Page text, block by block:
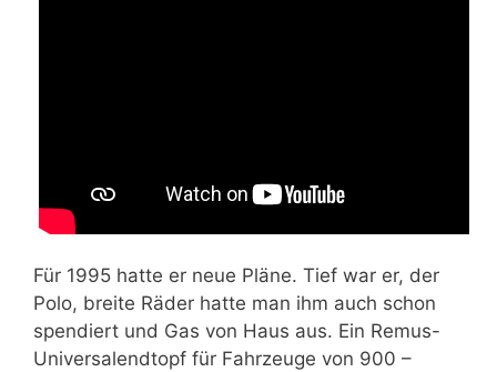
Für 1995 hatte er neue Pläne. Tief war er, der
Polo, breite Räder hatte man ihm auch schon
spendiert und Gas von Haus aus. Ein Remus-
Universalendtopf für Fahrzeuge von 900 –